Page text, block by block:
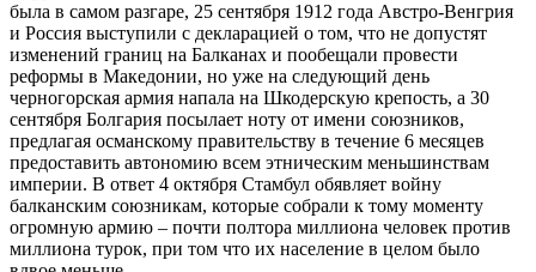
была в самом разгаре, 25 сентября 1912 года Австро-Венгрия
и Россия выступили с декларацией о том, что не допустят
изменений границ на Балканах и пообещали провести
реформы в Македонии, но уже на следующий день
черногорская армия напала на Шкодерскую крепость, а 30
сентября Болгария посылает ноту от имени союзников,
предлагая османскому правительству в течение 6 месяцев
предоставить автономию всем этническим меньшинствам
империи. В ответ 4 октября Стамбул обявляет войну
балканским союзникам, которые собрали к тому моменту
огромную армию – почти полтора миллиона человек против
миллиона турок, при том что их население в целом было